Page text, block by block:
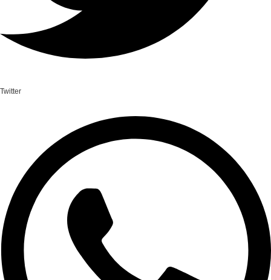
Twitter